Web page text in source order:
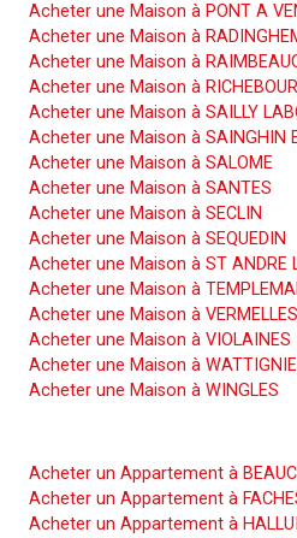
Acheter une Maison à PONT A
Acheter une Maison à
Acheter une Maison à
Acheter une Maison à
Acheter une Maison à SAILLY
Acheter une Maison à SAINGHIN
Acheter une Maison à SALOME
Acheter une Maison à SANTES
Acheter une Maison à SECLIN
Acheter une Maison à SEQUEDIN
Acheter une Maison à ST ANDRE
Acheter une Maison à
Acheter une Maison à VERMELLES
Acheter une Maison à VIOLAINES
Acheter une Maison à
Acheter une Maison à WINGLES
Acheter un Appartement à
Acheter un Appartement à
Acheter un Appartement à